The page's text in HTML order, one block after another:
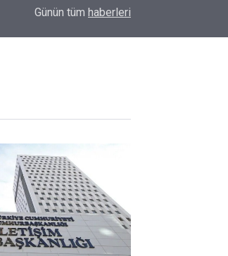
Samsunspor geriden gelerek kazandı
Günün tüm haberleri